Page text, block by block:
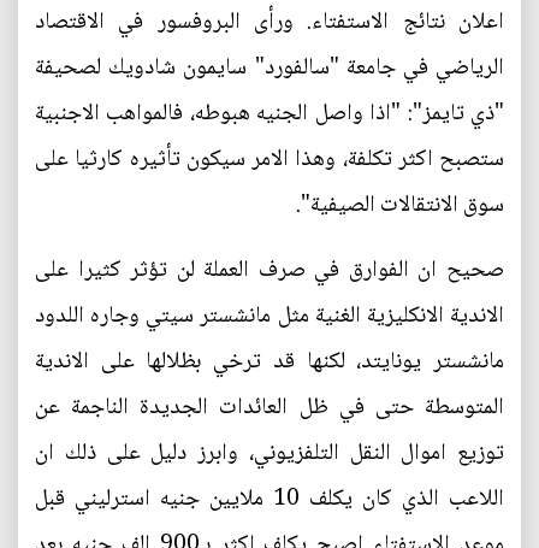
اعلان نتائج الاستفتاء. ورأى البروفسور في الاقتصاد
الرياضي في جامعة "سالفورد" سايمون شادويك لصحيفة
"ذي تايمز": "اذا واصل الجنيه هبوطه، فالمواهب الاجنبية
ستصبح اكثر تكلفة، وهذا الامر سيكون تأثيره كارثيا على
سوق الانتقالات الصيفية".
صحيح ان الفوارق في صرف العملة لن تؤثر كثيرا على
الاندية الانكليزية الغنية مثل مانشستر سيتي وجاره اللدود
مانشستر يونايتد، لكنها قد ترخي بظلالها على الاندية
المتوسطة حتى في ظل العائدات الجديدة الناجمة عن
توزيع اموال النقل التلفزيوني، وابرز دليل على ذلك ان
اللاعب الذي كان يكلف 10 ملايين جنيه استرليني قبل